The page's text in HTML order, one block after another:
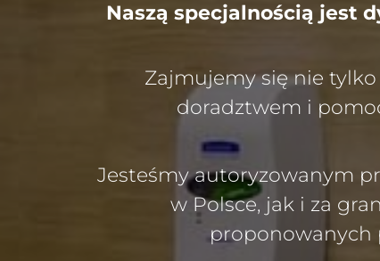
Naszą specjalnością jest
Zajmujemy się nie
doradztwem i
Jesteśmy autoryzowanym
w Polsce, jak i za
proponowanych